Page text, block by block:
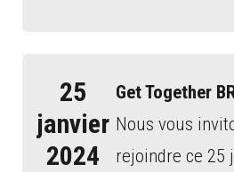
25
janvier
2024
Get Together
Nous vous
rejoindre ce 25